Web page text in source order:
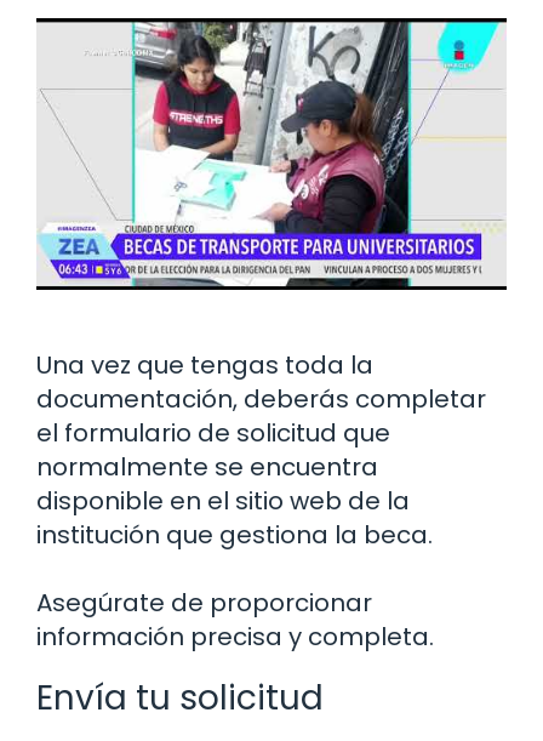
Una vez que tengas toda la
documentación, deberás completar
el formulario de solicitud que
normalmente se encuentra
disponible en el sitio web de la
institución que gestiona la beca.
Asegúrate de proporcionar
información precisa y completa.
Envía tu solicitud